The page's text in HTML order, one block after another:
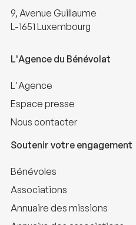
9, Avenue Guillaume
L-1651 Luxembourg
L'Agence du Bénévolat
L'Agence
Espace presse
Nous contacter
Soutenir votre engagement
Bénévoles
Associations
Annuaire des missions